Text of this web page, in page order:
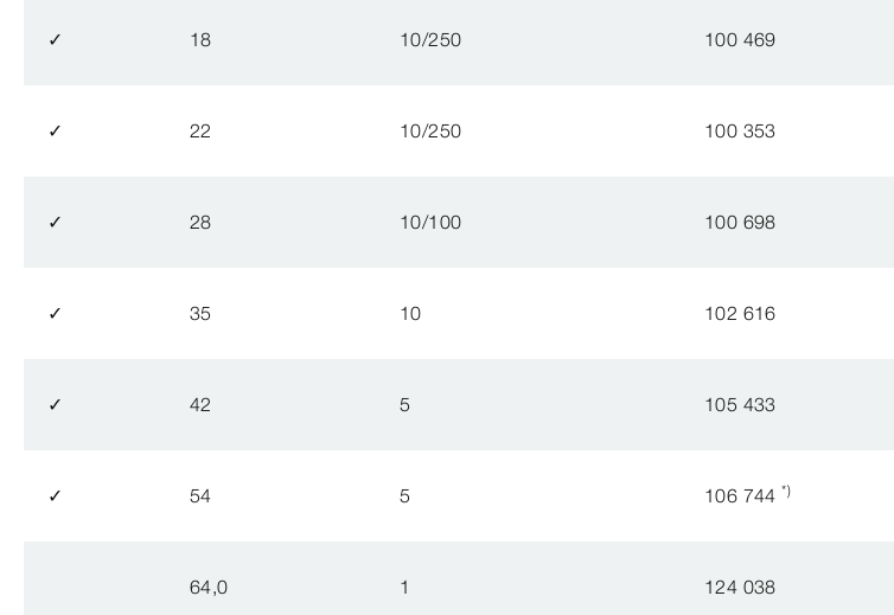
✓ 18 10/250 100 469
✓ 22 10/250 100 353
✓ 28 10/100 100 698
✓ 35 10 102 616
✓ 42 5 105 433
✓ 54 5 106 744 *)
64,0 1 124 038